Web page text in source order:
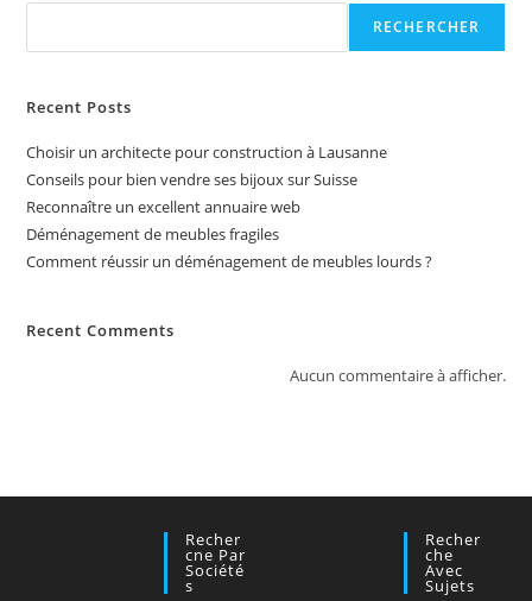
RECHERCHER
Recent Posts
Choisir un architecte pour construction à Lausanne
Conseils pour bien vendre ses bijoux sur Suisse
Reconnaître un excellent annuaire web
Déménagement de meubles fragiles
Comment réussir un déménagement de meubles lourds ?
Recent Comments
Aucun commentaire à afficher.
Recher
Cne Par
Société
S
Recher
Che
Avec
Sujets